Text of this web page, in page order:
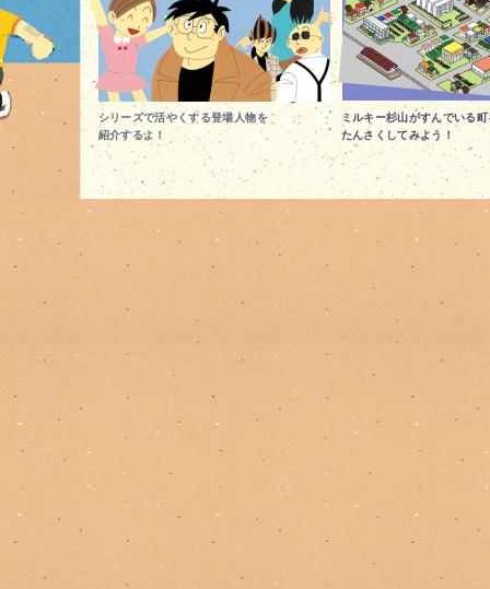
シリーズで活やくする登場人物を
紹介するよ！
ミルキー杉山がすんでいる町
たんさくしてみよう！